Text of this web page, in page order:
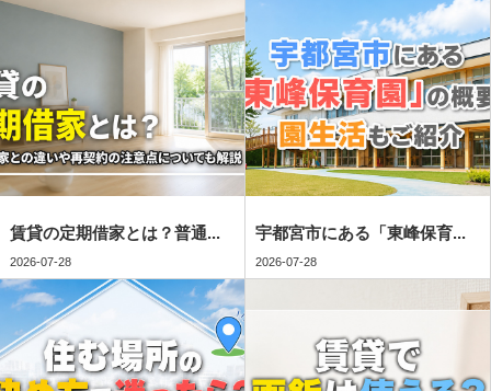
賃貸の定期借家とは？普通...
2026-07-28
宇都宮市にある「東峰保育...
2026-07-28